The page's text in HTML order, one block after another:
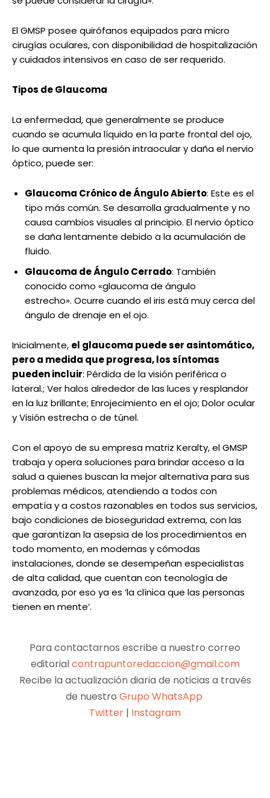
El GMSP posee quirófanos equipados para micro
cirugías oculares, con disponibilidad de hospitalización
y cuidados intensivos en caso de ser requerido.
Tipos de Glaucoma
La enfermedad, que generalmente se produce
cuando se acumula líquido en la parte frontal del ojo,
lo que aumenta la presión intraocular y daña el nervio
óptico, puede ser:
Glaucoma Crónico de Ángulo Abierto: Este es el
tipo más común. Se desarrolla gradualmente y no
causa cambios visuales al principio. El nervio óptico
se daña lentamente debido a la acumulación de
fluido.
Glaucoma de Ángulo Cerrado: También
conocido como «glaucoma de ángulo
estrecho». Ocurre cuando el iris está muy cerca del
ángulo de drenaje en el ojo.
Inicialmente, el glaucoma puede ser asintomático,
pero a medida que progresa, los síntomas
pueden incluir: Pérdida de la visión periférica o
lateral.; Ver halos alrededor de las luces y resplandor
en la luz brillante; Enrojecimiento en el ojo; Dolor ocular
y Visión estrecha o de túnel.
Con el apoyo de su empresa matriz Keralty, el GMSP
trabaja y opera soluciones para brindar acceso a la
salud a quienes buscan la mejor alternativa para sus
problemas médicos, atendiendo a todos con
empatía y a costos razonables en todos sus servicios,
bajo condiciones de bioseguridad extrema, con las
que garantizan la asepsia de los procedimientos en
todo momento, en modernas y cómodas
instalaciones, donde se desempeñan especialistas
de alta calidad, que cuentan con tecnología de
avanzada, por eso ya es ‘la clínica que las personas
tienen en mente’.
Para contactarnos escribe a nuestro correo
editorialcontrapuntoredaccion@gmail.com
Recibe la actualización diaria de noticias a través
de nuestro Grupo WhatsApp
Twitter | Instagram